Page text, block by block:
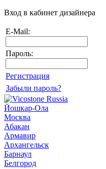
Вход в кабинет дизайнера
E-Mail:
Пароль:
Регистрация
Забыли пароль?
Йошкар-Ола
Москва
Абакан
Армавир
Архангельск
Барнаул
Белгород